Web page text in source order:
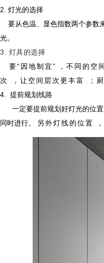
2. 灯光的选择
要从色温、显色指数两个参数来
光。
3. 灯具的选择
要“因地制宜”，不同的空间
次，让空间层次更丰富
4. 提前规划线路
一定要提前规划好灯光的位置
同时进行。
另外灯线的位置